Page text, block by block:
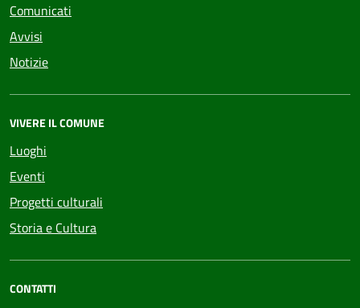
Comunicati
Avvisi
Notizie
VIVERE IL COMUNE
Luoghi
Eventi
Progetti culturali
Storia e Cultura
CONTATTI